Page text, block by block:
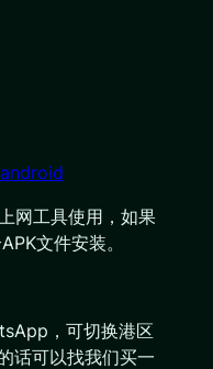
网工具使用，如果
文件安装。
，可切换港区
话可以找我们买一